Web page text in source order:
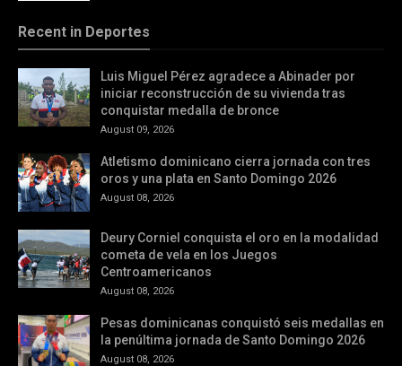
Recent in Deportes
Luis Miguel Pérez agradece a Abinader por
iniciar reconstrucción de su vivienda tras
conquistar medalla de bronce
August 09, 2026
Atletismo dominicano cierra jornada con tres
oros y una plata en Santo Domingo 2026
August 08, 2026
Deury Corniel conquista el oro en la modalidad
cometa de vela en los Juegos
Centroamericanos
August 08, 2026
Pesas dominicanas conquistó seis medallas en
la penúltima jornada de Santo Domingo 2026
August 08, 2026